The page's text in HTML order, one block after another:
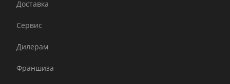
Доставка
Сервис
Дилерам
Франшиза